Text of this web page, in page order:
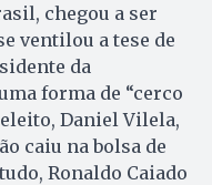
chegou a ser
ventilou a tese de
da
forma de “cerco
Daniel Vilela,
caiu na bolsa de
Ronaldo Caiado